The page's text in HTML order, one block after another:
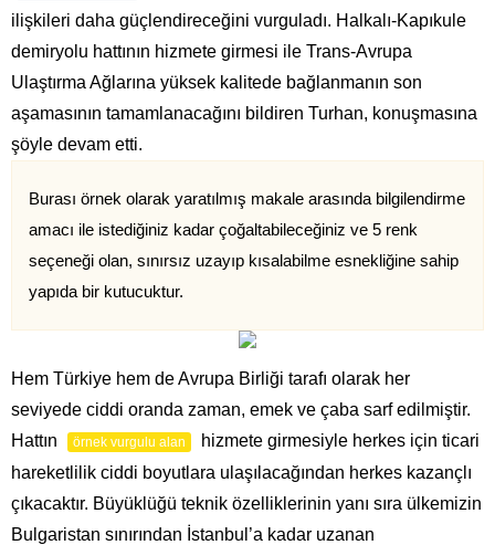
ilişkileri daha güçlendireceğini vurguladı. Halkalı-Kapıkule
demiryolu hattının hizmete girmesi ile Trans-Avrupa
Ulaştırma Ağlarına yüksek kalitede bağlanmanın son
aşamasının tamamlanacağını bildiren Turhan, konuşmasına
şöyle devam etti.
Burası örnek olarak yaratılmış makale arasında bilgilendirme
amacı ile istediğiniz kadar çoğaltabileceğiniz ve 5 renk
seçeneği olan, sınırsız uzayıp kısalabilme esnekliğine sahip
yapıda bir kutucuktur.
Hem Türkiye hem de Avrupa Birliği tarafı olarak her
seviyede ciddi oranda zaman, emek ve çaba sarf edilmiştir.
Hattın
örnek vurgulu alan
hizmete girmesiyle herkes için ticari
hareketlilik ciddi boyutlara ulaşılacağından herkes kazançlı
çıkacaktır. Büyüklüğü teknik özelliklerinin yanı sıra ülkemizin
Bulgaristan sınırından İstanbul’a kadar uzanan